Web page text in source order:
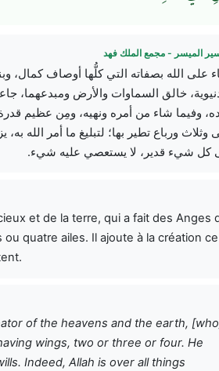
الميسر - مجمع الملك فهد
على الله بصفاته التي كلُّها أوصاف كمال،
خالق السماوات والأرض ومبدعهما،
وفيما شاء من أمره ونهيه، ومِن عظيم
وثلاث ورباع تطير بها؛ لتبليغ ما أمر الله
كل شيء قدير، لا يستعصي عليه شيء.
et de la terre, qui a fait des Anges
quatre ailes. Il ajoute à la création ce
of the heavens and the earth,
wings, two or three or four. He
Indeed, Allah is over all things